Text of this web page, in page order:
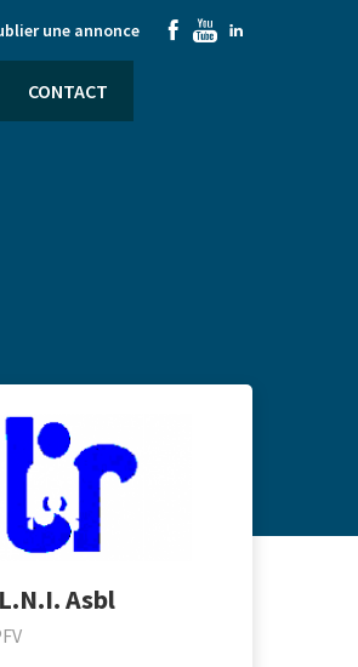
une annonce
Submenu
CONTACT
Asbl